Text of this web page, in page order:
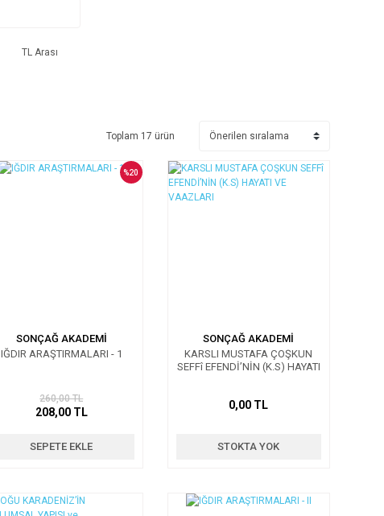
TL Arası
Toplam 17 ürün
SONÇAĞ AKADEMİ
IĞDIR ARAŞTIRMALARI - 1
%20
260,00 TL
208,00 TL
SEPETE EKLE
SONÇAĞ AKADEMİ
KARSLI MUSTAFA ÇOŞKUN
SEFFî EFENDİ’NİN (K.S) HAYATI
0,00 TL
STOKTA YOK